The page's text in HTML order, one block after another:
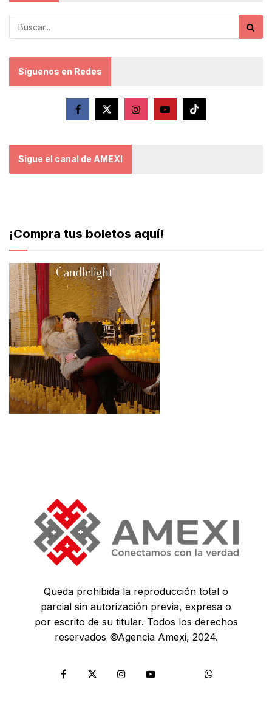
Síguenos en Redes
Sigue el canal de AMEXI
¡Compra tus boletos aquí!
Queda prohibida la reproducción total o
parcial sin autorización previa, expresa o
por escrito de su titular. Todos los derechos
reservados ©Agencia Amexi, 2024.